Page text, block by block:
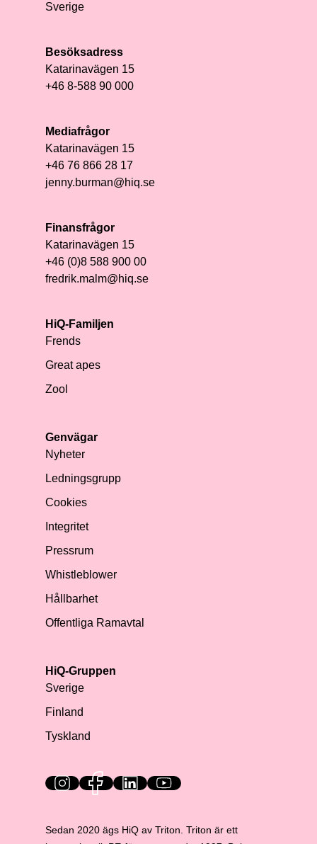
Sverige
Besöksadress
Katarinavägen 15
+46 8-588 90 000
Mediafrågor
Katarinavägen 15
+46 76 866 28 17
jenny.burman@hiq.se
Finansfrågor
Katarinavägen 15
+46 (0)8 588 900 00
fredrik.malm@hiq.se
HiQ-Familjen
Frends
Great apes
Zool
Genvägar
Nyheter
Ledningsgrupp
Cookies
Integritet
Pressrum
Whistleblower
Hållbarhet
Offentliga Ramavtal
HiQ-Gruppen
Sverige
Finland
Tyskland
HiQ on social media
Sedan 2020 ägs HiQ av Triton. Triton är ett